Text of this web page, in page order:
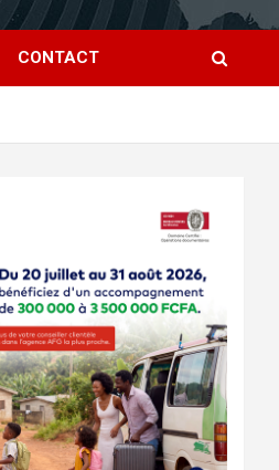
CONTACT